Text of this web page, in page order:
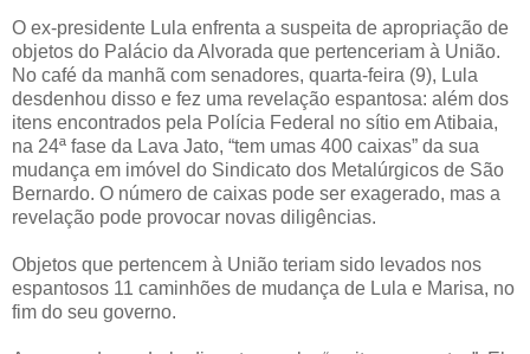
O ex-presidente Lula enfrenta a suspeita de apropriação de
objetos do Palácio da Alvorada que pertenceriam à União.
No café da manhã com senadores, quarta-feira (9), Lula
desdenhou disso e fez uma revelação espantosa: além dos
itens encontrados pela Polícia Federal no sítio em Atibaia,
na 24ª fase da Lava Jato, “tem umas 400 caixas” da sua
mudança em imóvel do Sindicato dos Metalúrgicos de São
Bernardo. O número de caixas pode ser exagerado, mas a
revelação pode provocar novas diligências.
Objetos que pertencem à União teriam sido levados nos
espantosos 11 caminhões de mudança de Lula e Marisa, no
fim do seu governo.